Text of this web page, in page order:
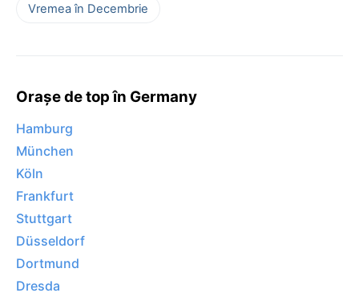
Vremea în Decembrie
Orașe de top în Germany
Hamburg
München
Köln
Frankfurt
Stuttgart
Düsseldorf
Dortmund
Dresda